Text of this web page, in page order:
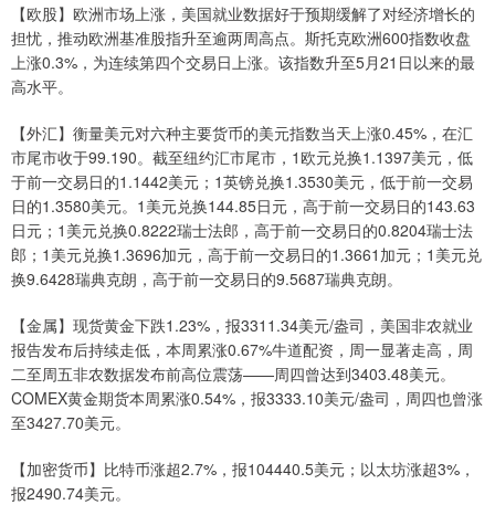
【欧股】欧洲市场上涨，美国就业数据好于预期缓解了对经济增长的
担忧，推动欧洲基准股指升至逾两周高点。斯托克欧洲600指数收盘
上涨0.3%，为连续第四个交易日上涨。该指数升至5月21日以来的最
高水平。
【外汇】衡量美元对六种主要货币的美元指数当天上涨0.45%，在汇
市尾市收于99.190。截至纽约汇市尾市，1欧元兑换1.1397美元，低
于前一交易日的1.1442美元；1英镑兑换1.3530美元，低于前一交易
日的1.3580美元。1美元兑换144.85日元，高于前一交易日的143.63
日元；1美元兑换0.8222瑞士法郎，高于前一交易日的0.8204瑞士法
郎；1美元兑换1.3696加元，高于前一交易日的1.3661加元；1美元兑
换9.6428瑞典克朗，高于前一交易日的9.5687瑞典克朗。
【金属】现货黄金下跌1.23%，报3311.34美元/盎司，美国非农就业
报告发布后持续走低，本周累涨0.67%牛道配资，周一显著走高，周
二至周五非农数据发布前高位震荡——周四曾达到3403.48美元。
COMEX黄金期货本周累涨0.54%，报3333.10美元/盎司，周四也曾涨
至3427.70美元。
【加密货币】比特币涨超2.7%，报104440.5美元；以太坊涨超3%，
报2490.74美元。